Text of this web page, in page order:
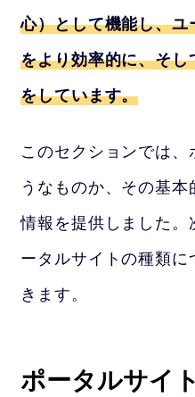
心）として機能し、
をより効率的に、そ
をしています。
このセクションでは
うなものか、その基
情報を提供しました
ータルサイトの種類
きます。
ポータルサイ